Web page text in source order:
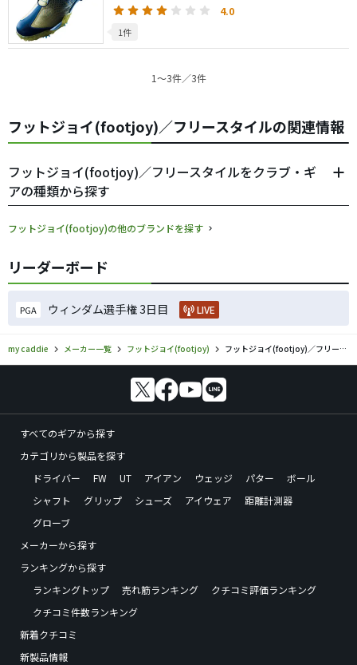
4.0
1件
1〜3件／3件
フットジョイ(footjoy)／フリースタイルの関連情報
フットジョイ(footjoy)／フリースタイルをクラブ・ギ
アの種類から探す
フットジョイ(footjoy)の他のブランドを探す
リーダーボード
PGA ウィンダム選手権 3日目 LIVE
my caddie メーカー一覧 フットジョイ(footjoy) フットジョイ(footjoy)／フリースタイルのゴルフギアの口コミ評価
すべてのギアから探す
カテゴリから製品を探す
ドライバー
FW UT アイアン ウェッジ パター
ボール
シャフト
グリップ シューズ アイウェア
距離計測器
グローブ
メーカーから探す
ランキングから探す
ランキングトップ
売れ筋ランキング
クチコミ評価ランキング
クチコミ件数ランキング
新着クチコミ
新製品情報